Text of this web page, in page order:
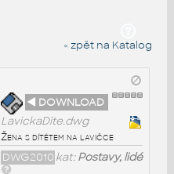
« zpět na Katalog
◄ DOWNLOAD
LavickaDite.dwg
Žena s dítětem na lavičce
kat:Postavy, lidé
DWG2010